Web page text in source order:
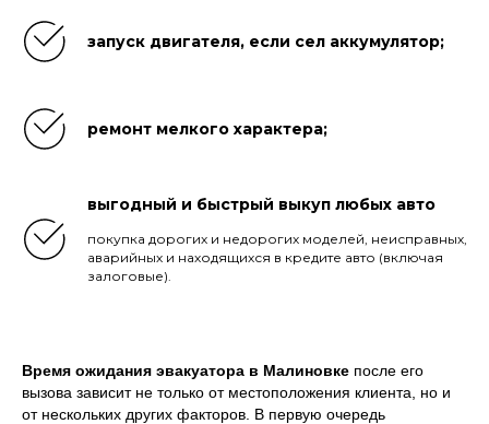
запуск двигателя, если сел аккумулятор;
ремонт мелкого характера;
выгодный и быстрый выкуп любых авто
покупка дорогих и недорогих моделей, неисправных,
аварийных и находящихся в кредите авто (включая
залоговые).
Время ожидания эвакуатора в Малиновке после его
вызова зависит не только от местоположения клиента, но и
от нескольких других факторов. В первую очередь